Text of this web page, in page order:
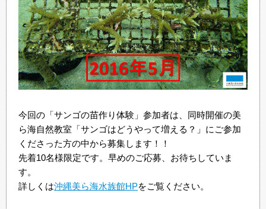
今回の「サンゴの苗作り体験」参加者は、同時開催の美
ら海自然教室「サンゴはどうやって増える？」にご参加
くださった方の中から募集します！！
先着10名様限定です。早めのご応募、お待ちしていま
す。
詳しくは沖縄美ら海水族館HPをご覧ください。